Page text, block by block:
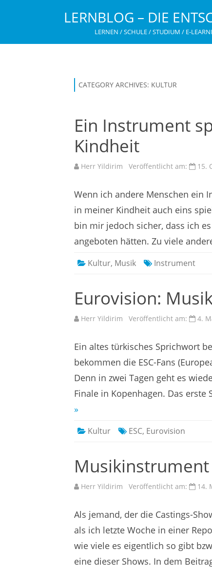
LERNBLOG – DIE
LERNEN / SCHULE / STUDIUM / E-
CATEGORY ARCHIVES: KULTUR
Ein Instrument
Kindheit
Herr Yildirim Veröffentlicht am: 15.
Wenn ich andere Menschen ein
in meiner Kindheit auch eins
bin mir jedoch sicher, dass ich
angeboten hätten. Zu viele
Kultur, Musik Instrument
Eurovision:
Herr Yildirim Veröffentlicht am: 4.
Ein altes türkisches Sprichwort
bekommen die ESC-Fans
Denn in zwei Tagen geht es
Finale in Kopenhagen. Das
»
Kultur ESC, Eurovision
Herr Yildirim Veröffentlicht am: 14.
Als jemand, der die Castings-
als ich letzte Woche in einer
wie viele es eigentlich so gibt
eine dieser Shows. In dem